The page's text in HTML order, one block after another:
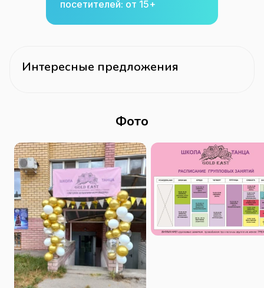
посетителей: от 15+
Интересные предложения
Фото